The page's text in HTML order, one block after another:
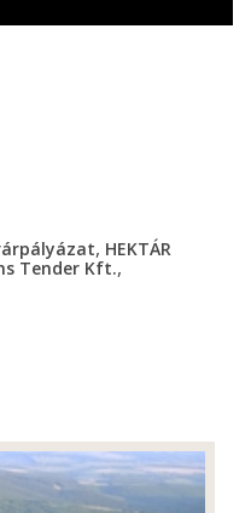
, HEKTÁR
Tender Kft.,